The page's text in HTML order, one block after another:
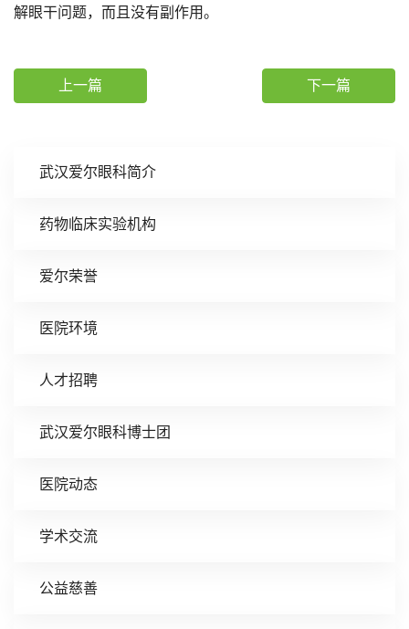
武汉爱尔眼科简介
药物临床实验机构
爱尔荣誉
医院环境
人才招聘
武汉爱尔眼科博士团
医院动态
学术交流
公益慈善
解眼干问题，而且没有副作用。
上一篇 下一篇